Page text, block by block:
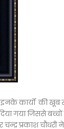
इनके कार्यों की खूब
दिया गया जिससे
चन्द्र प्रकाश